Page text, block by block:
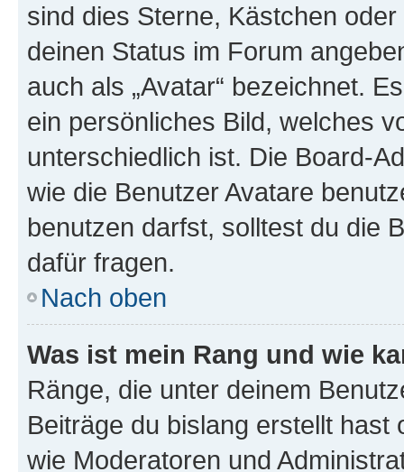
sind dies Sterne, Kästchen
deinen Status im Forum
auch als „Avatar“ bezeichnet.
ein persönliches Bild, welches
unterschiedlich ist. Die Board-
wie die Benutzer Avatare
benutzen darfst, solltest du die
dafür fragen.
Nach oben
Was ist mein Rang und wie
Ränge, die unter deinem
Beiträge du bislang erstellt
wie Moderatoren und